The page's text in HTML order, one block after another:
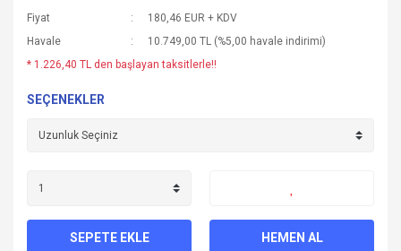
Fiyat
180,46 EUR + KDV
Havale
10.749,00 TL (%5,00 havale indirimi)
* 1.226,40 TL den başlayan taksitlerle!!
SEÇENEKLER
SEPETE EKLE HEMEN AL